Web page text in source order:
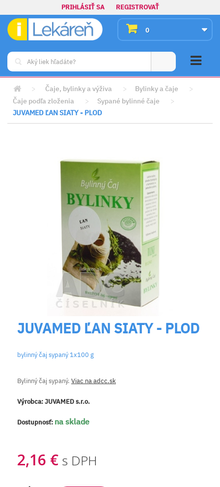
PRIHLÁSIŤ SA REGISTROVAŤ
0
> Čaje, bylinky a výživa > Bylinky a čaje
>
Čaje podľa zloženia
> Sypané bylinné čaje
>
JUVAMED ĽAN SIATY - PLOD
JUVAMED ĽAN SIATY - PLOD
bylinný čaj sypaný 1x100 g
Bylinný čaj sypaný. Viac na adcc.sk
Výrobca:JUVAMED s.r.o.
Dostupnosť: na sklade
2,16 € s DPH